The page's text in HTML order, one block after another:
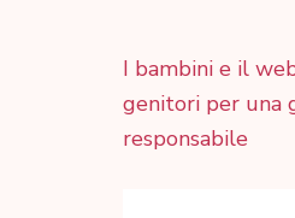
articoli
I bambini e il
genitori per una
responsabile